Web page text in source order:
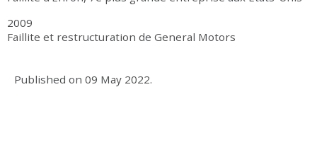
2009
Faillite et restructuration de General Motors
Published on 09 May 2022.